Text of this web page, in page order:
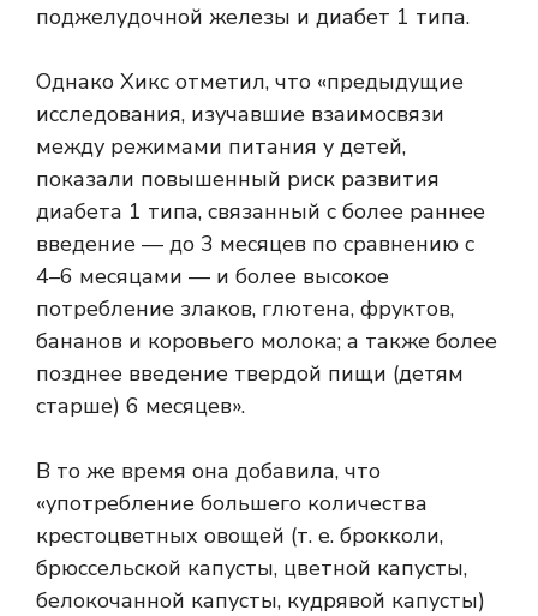
поджелудочной железы и диабет 1 типа.
Однако Хикс отметил, что «предыдущие
исследования, изучавшие взаимосвязи
между режимами питания у детей,
показали повышенный риск развития
диабета 1 типа, связанный с более раннее
введение — до 3 месяцев по сравнению с
4–6 месяцами — и более высокое
потребление злаков, глютена, фруктов,
бананов и коровьего молока; а также более
позднее введение твердой пищи (детям
старше) 6 месяцев».
В то же время она добавила, что
«употребление большего количества
крестоцветных овощей (т. е. брокколи,
брюссельской капусты, цветной капусты,
белокочанной капусты, кудрявой капусты)